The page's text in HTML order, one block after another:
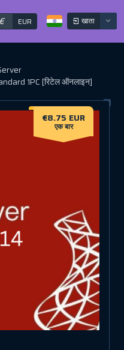
€ EUR खाता
1PC [रिटेल ऑनलाइन]
€8.75 EUR
एक बार